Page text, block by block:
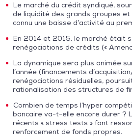
Le marché du crédit syndiqué,
de liquidité des grands groupes et
connu une baisse d’activité au
En 2014 et 2015, le marché était
renégociations de crédits («
La dynamique sera plus animée
l’année (financements
renégociations résiduelles,
rationalisation des structures de
Combien de temps l’hyper
bancaire va-t-elle encore durer ?
récents « stress tests » font
renforcement de fonds propres.